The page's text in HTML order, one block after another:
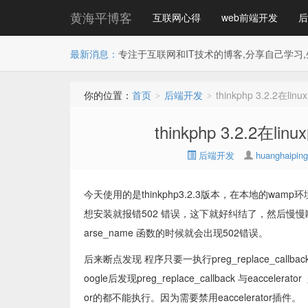
黄海平博客 互联网心得 web前端开发
最新消息： 专注于互联网和IT技术的博客,分享自己学习
你的位置： 首页 > 后端开发 > thinkphp 3.2.2在
thinkphp 3.2.2在
后端开发 huanghaiping
今天使用的是thinkphp3.2.3版本，在本地的wamp
想安装就报错502 错误，这下就好纠结了，然后慢
arse_name 函数的时候就会出现502错误。
后来断点发现 程序只要一执行
oogle后发现preg_replace_callback 与
or的都不能执行。因为需要禁用eaccelerator插件。